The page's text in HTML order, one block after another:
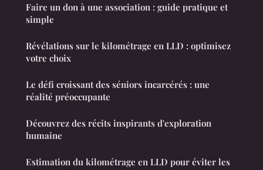
Faire un don à une association : guide pratique et
simple
Révélations sur le kilométrage en LLD : optimisez
votre choix
Le défi croissant des séniors incarcérés : une
réalité préoccupante
Découvrez des récits inspirants d'exploration
humaine
Estimation du kilométrage en LLD pour éviter les